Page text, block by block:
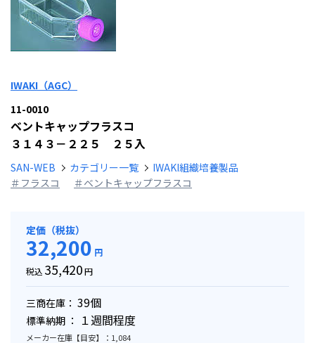
IWAKI（AGC）
11-0010
ベントキャップフラスコ
３１４３－２２５ ２５入
SAN-WEB カテゴリー一覧
IWAKI組織培養製品
＃フラスコ
＃ベントキャップフラスコ
定価（税抜）
32,200 円
税込 35,420円
三商在庫： 39個
標準納期 ： １週間程度
メーカー在庫【目安】：1,084